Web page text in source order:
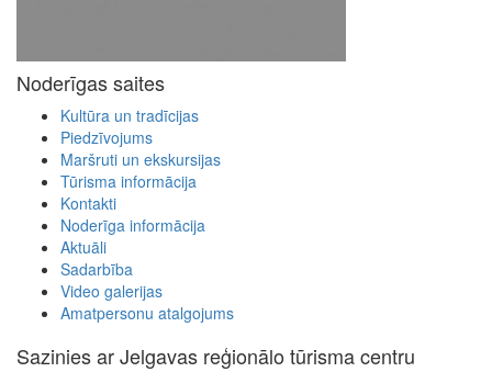
Noderīgas saites
Kultūra un tradīcijas
Piedzīvojums
Maršruti un ekskursijas
Tūrisma informācija
Kontakti
Noderīga informācija
Aktuāli
Sadarbība
Video galerijas
Amatpersonu atalgojums
Sazinies ar Jelgavas reģionālo tūrisma centru